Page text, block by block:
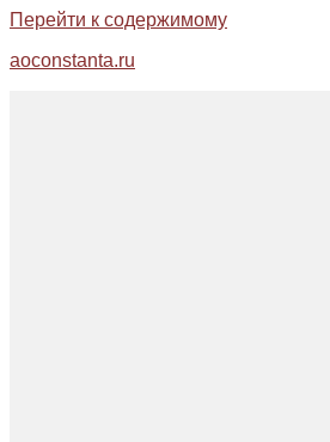
Перейти к содержимому
aoconstanta.ru